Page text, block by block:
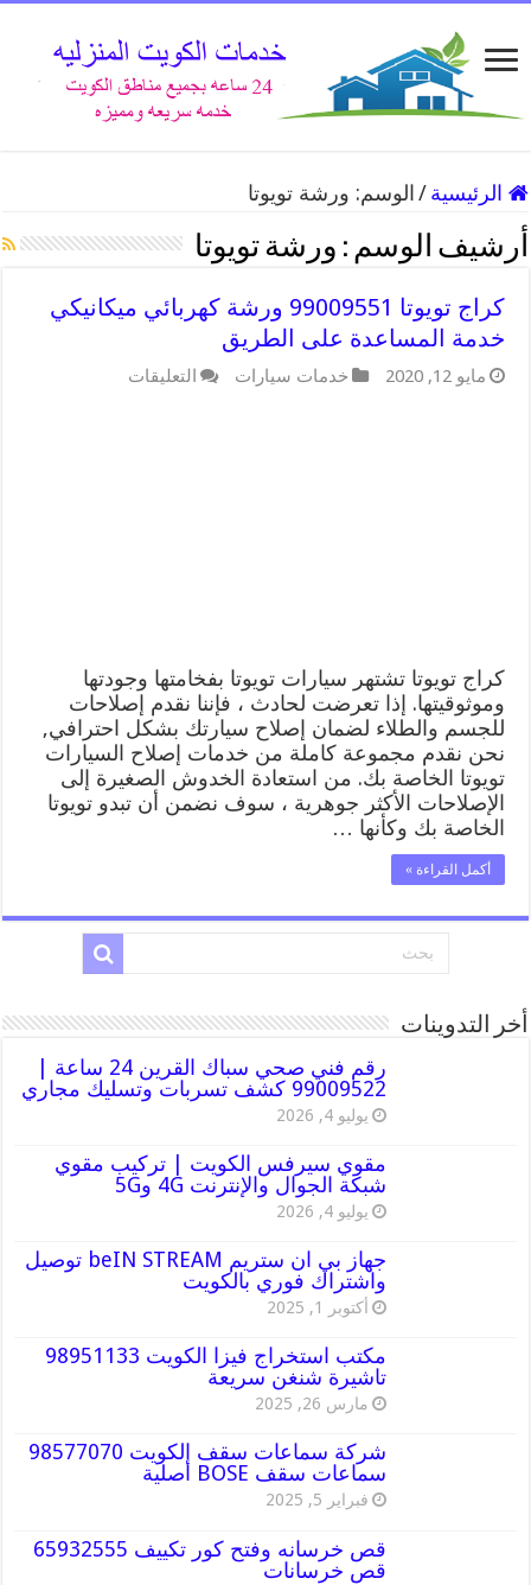
الرئيسية / الوسم: ورشة تويوتا
أرشيف الوسم : ورشة تويوتا
كراج تويوتا 99009551 ورشة كهربائي ميكانيكي
خدمة المساعدة على الطريق
مايو 12, 2020 خدمات سيارات التعليقات
كراج تويوتا تشتهر سيارات تويوتا بفخامتها وجودتها
وموثوقيتها. إذا تعرضت لحادث ، فإننا نقدم إصلاحات
للجسم والطلاء لضمان إصلاح سيارتك بشكل احترافي,
نحن نقدم مجموعة كاملة من خدمات إصلاح السيارات
تويوتا الخاصة بك. من استعادة الخدوش الصغيرة إلى
الإصلاحات الأكثر جوهرية ، سوف نضمن أن تبدو تويوتا
الخاصة بك وكأنها …
أكمل القراءة »
أخر التدوينات
رقم فني صحي سباك القرين 24 ساعة |
99009522 كشف تسربات وتسليك مجاري
يوليو 4, 2026
مقوي سيرفس الكويت | تركيب مقوي
شبكة الجوال والإنترنت 4G و5G
يوليو 4, 2026
جهاز بي ان ستريم beIN STREAM توصيل
واشتراك فوري بالكويت
أكتوبر 1, 2025
مكتب استخراج فيزا الكويت 98951133
تاشيرة شنغن سريعة
مارس 26, 2025
شركة سماعات سقف الكويت 98577070
سماعات سقف BOSE أصلية
فبراير 5, 2025
قص خرسانه وفتح كور تكييف 65932555
قص خرسانات